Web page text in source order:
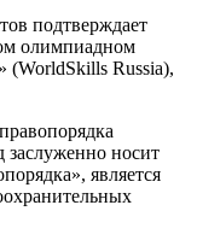
подтверждает
олимпиадном
Russia),
заслуженно носит
является